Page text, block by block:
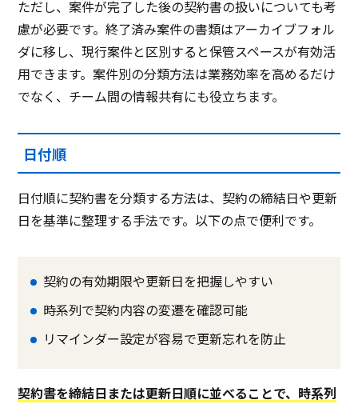
ただし、案件が完了した後の契約書の扱いについても考
慮が必要です。終了済み案件の書類はアーカイブフォル
ダに移し、現行案件と区別すると保管スペースが有効活
用できます。案件別の分類方法は業務効率を高めるだけ
でなく、チーム間の情報共有にも役立ちます。
日付順
日付順に契約書を分類する方法は、契約の締結日や更新
日を基準に整理する手法です。以下の点で便利です。
契約の有効期限や更新日を把握しやすい
時系列で契約内容の変遷を確認可能
リマインダー設定が容易で更新忘れを防止
契約書を締結日または更新日順に並べることで、時系列